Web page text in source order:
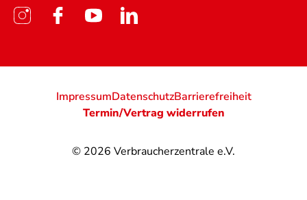
© 2026 Verbraucherzentrale e.V.
ImpressumDatenschutzBarrierefreiheit
Termin/Vertrag widerrufen